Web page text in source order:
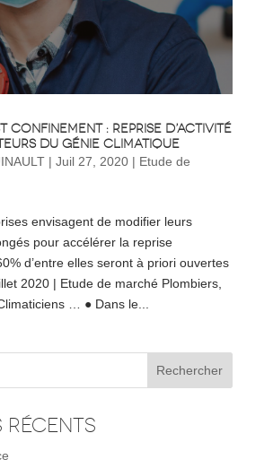
confinement : reprise d’activité
du génie climatique
| Juil 27, 2020| Etude de
envisagent de modifier leurs
pour accélérer la reprise
d’entre elles seront à priori ouvertes
2020 | Etude de marché Plombiers,
… ● Dans le...
récents